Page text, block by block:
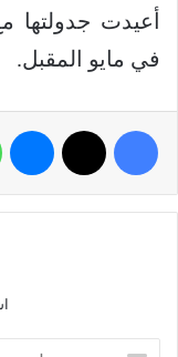
أعيدت جدولتها
في مايو المقبل.